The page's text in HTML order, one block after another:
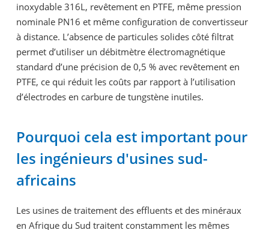
inoxydable 316L, revêtement en PTFE, même pression
nominale PN16 et même configuration de convertisseur
à distance. L’absence de particules solides côté filtrat
permet d’utiliser un débitmètre électromagnétique
standard d’une précision de 0,5 % avec revêtement en
PTFE, ce qui réduit les coûts par rapport à l’utilisation
d’électrodes en carbure de tungstène inutiles.
Pourquoi cela est important pour
les ingénieurs d'usines sud-
africains
Les usines de traitement des effluents et des minéraux
en Afrique du Sud traitent constamment les mêmes